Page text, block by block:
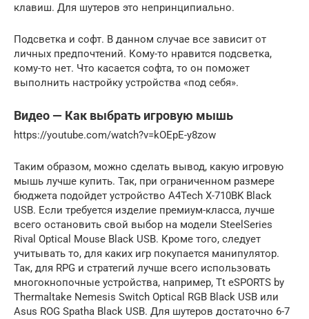
клавиш. Для шутеров это непринципиально.
Подсветка и софт. В данном случае все зависит от
личных предпочтений. Кому-то нравится подсветка,
кому-то нет. Что касается софта, то он поможет
выполнить настройку устройства «под себя».
Видео — Как выбрать игровую мышь
https://youtube.com/watch?v=kOEpE-y8zow
Таким образом, можно сделать вывод, какую игровую
мышь лучше купить. Так, при ограниченном размере
бюджета подойдет устройство A4Tech X-710BK Black
USB. Если требуется изделие премиум-класса, лучше
всего остановить свой выбор на модели SteelSeries
Rival Optical Mouse Black USB. Кроме того, следует
учитывать то, для каких игр покупается манипулятор.
Так, для RPG и стратегий лучше всего использовать
многокнопочные устройства, например, Tt eSPORTS by
Thermaltake Nemesis Switch Optical RGB Black USB или
Asus ROG Spatha Black USB. Для шутеров достаточно 6-7